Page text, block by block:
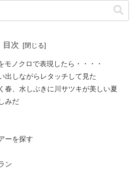
目次
モノクロで表現したら・・・・
出しながらレタッチして見た
春、水しぶきに川サツキが美しい夏
みだ
ーを探す
ン